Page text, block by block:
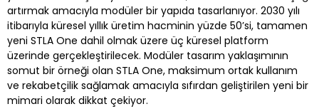
artırmak amacıyla modüler bir yapıda tasarlanıyor. 2030 yılı
itibarıyla küresel yıllık üretim hacminin yüzde 50’si, tamamen
yeni STLA One dahil olmak üzere üç küresel platform
üzerinde gerçekleştirilecek. Modüler tasarım yaklaşımının
somut bir örneği olan STLA One, maksimum ortak kullanım
ve rekabetçilik sağlamak amacıyla sıfırdan geliştirilen yeni bir
mimari olarak dikkat çekiyor.